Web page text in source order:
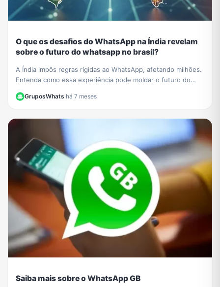
O que os desafios do WhatsApp na Índia revelam
sobre o futuro do whatsapp no brasil?
A Índia impôs regras rígidas ao WhatsApp, afetando milhões.
Entenda como essa experiência pode moldar o futuro do
whatsapp no brasil e o que pode mudar para você.
GruposWhats·há 7 meses
Saiba mais sobre o WhatsApp GB